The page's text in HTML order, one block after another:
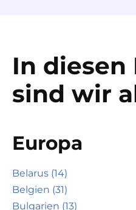
In diesen
sind wir
Europa
Belarus (14)
Belgien (31)
Bulgarien (13)